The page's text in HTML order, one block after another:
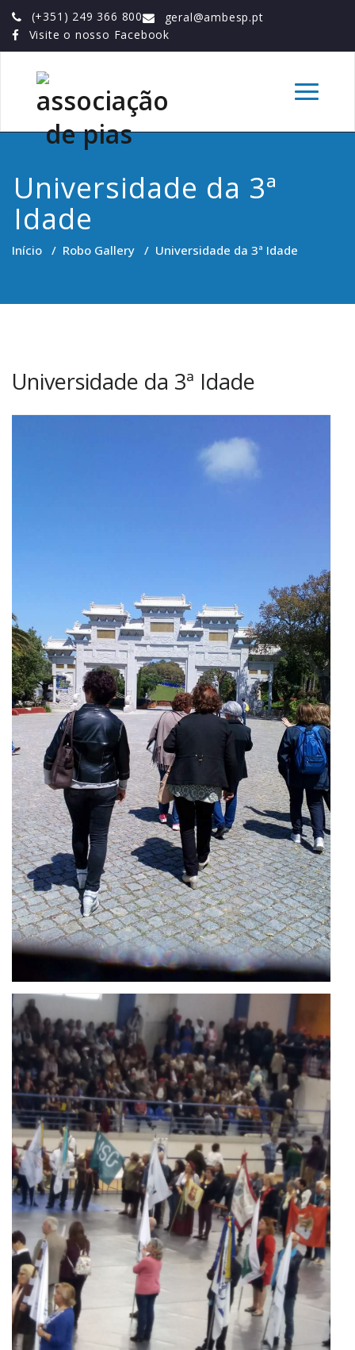
content
(+351) 249 366 800
geral@ambesp.pt
Visite o nosso Facebook
Associação deTOGGLE
Universidade da 3ª
Idade
Início / Robo Gallery / Universidade da 3ª Idade
Universidade da 3ª Idade